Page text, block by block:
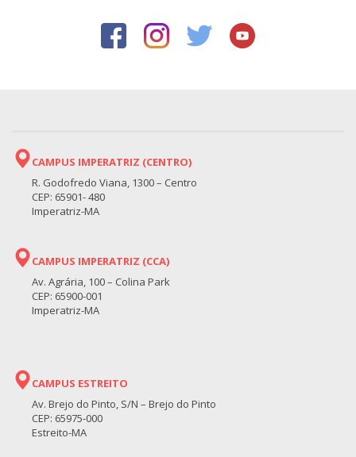
CAMPUS IMPERATRIZ (CENTRO)
R. Godofredo Viana, 1300 – Centro
CEP: 65901- 480
Imperatriz-MA
CAMPUS IMPERATRIZ (CCA)
Av. Agrária, 100 – Colina Park
CEP: 65900-001
Imperatriz-MA
CAMPUS ESTREITO
Av. Brejo do Pinto, S/N – Brejo do Pinto
CEP: 65975-000
Estreito-MA